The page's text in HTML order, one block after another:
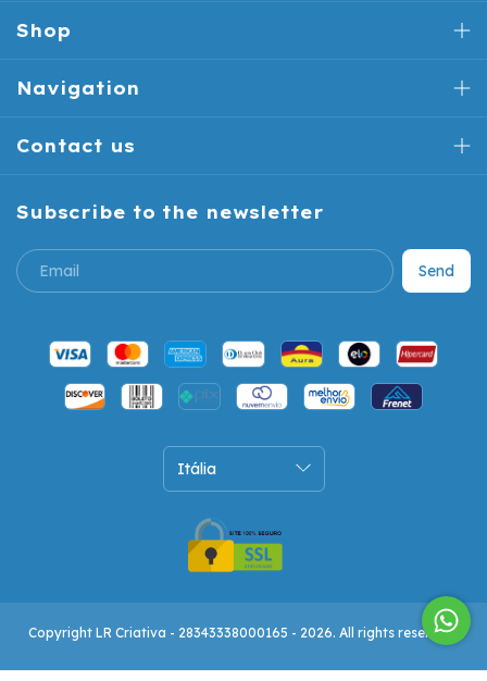
Shop
Navigation
Contact us
Subscribe to the newsletter
Copyright LR Criativa - 28343338000165 - 2026. All rights reserved.